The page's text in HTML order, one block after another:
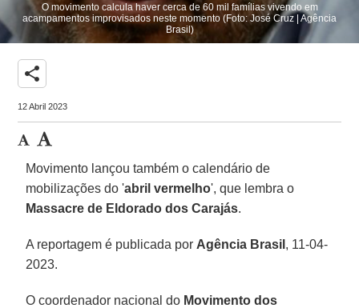
O movimento calcula haver cerca de 60 mil famílias vivendo em
acampamentos improvisados neste momento (Foto: José Cruz | Agência
Brasil)
share
12 Abril 2023
Movimento lançou também o calendário de
mobilizações do 'abril vermelho', que lembra o
Massacre de Eldorado dos Carajás.
A reportagem é publicada por Agência Brasil , 11-04-
2023.
O coordenador nacional do Movimento dos